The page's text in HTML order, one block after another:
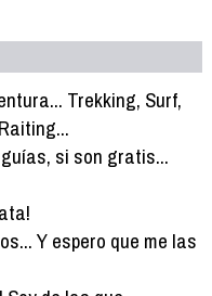
Trekking, Surf,
si son gratis...
Y espero que me las